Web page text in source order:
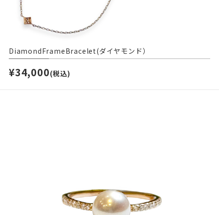
DiamondFrameBracelet(ダイヤモンド）
¥34,000(税込)